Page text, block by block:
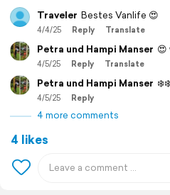
Traveler Bestes Vanlife 😍
4/4/25 Reply Translate
Petra und Hampi Manser 😍
4/5/25 Reply Translate
Petra und Hampi Manser
4/5/25 Reply
4 more comments
4 likes